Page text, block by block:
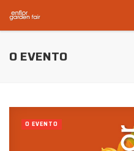
O EVENTO
O EVENTO